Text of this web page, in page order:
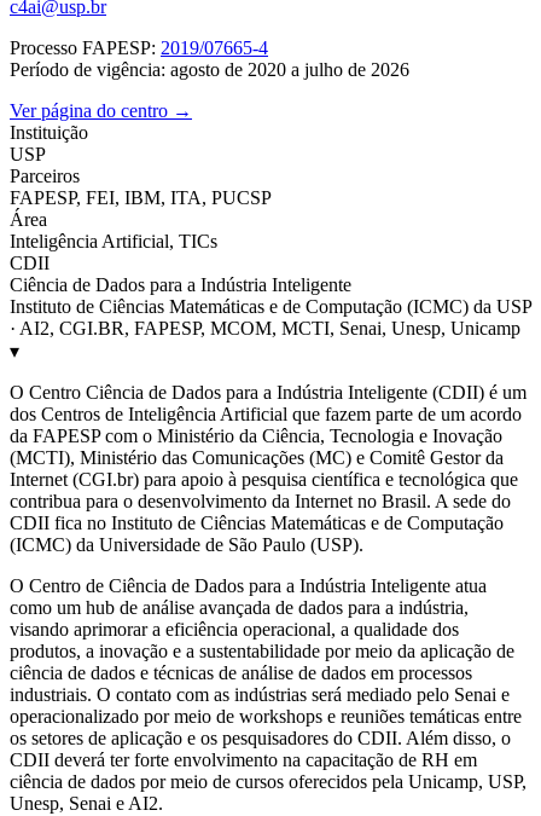
c4ai@usp.br
Processo FAPESP: 2019/07665-4
Período de vigência: agosto de 2020 a julho de 2026
Ver página do centro →
Instituição
USP
Parceiros
FAPESP, FEI, IBM, ITA, PUCSP
Área
Inteligência Artificial, TICs
CDII
Ciência de Dados para a Indústria Inteligente
Instituto de Ciências Matemáticas e de Computação (ICMC) da USP
· AI2, CGI.BR, FAPESP, MCOM, MCTI, Senai, Unesp, Unicamp
▾
O Centro Ciência de Dados para a Indústria Inteligente (CDII) é um
dos Centros de Inteligência Artificial que fazem parte de um acordo
da FAPESP com o Ministério da Ciência, Tecnologia e Inovação
(MCTI), Ministério das Comunicações (MC) e Comitê Gestor da
Internet (CGI.br) para apoio à pesquisa científica e tecnológica que
contribua para o desenvolvimento da Internet no Brasil. A sede do
CDII fica no Instituto de Ciências Matemáticas e de Computação
(ICMC) da Universidade de São Paulo (USP).
O Centro de Ciência de Dados para a Indústria Inteligente atua
como um hub de análise avançada de dados para a indústria,
visando aprimorar a eficiência operacional, a qualidade dos
produtos, a inovação e a sustentabilidade por meio da aplicação de
ciência de dados e técnicas de análise de dados em processos
industriais. O contato com as indústrias será mediado pelo Senai e
operacionalizado por meio de workshops e reuniões temáticas entre
os setores de aplicação e os pesquisadores do CDII. Além disso, o
CDII deverá ter forte envolvimento na capacitação de RH em
ciência de dados por meio de cursos oferecidos pela Unicamp, USP,
Unesp, Senai e AI2.